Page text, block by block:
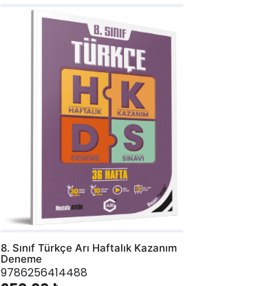
8. Sınıf Türkçe Arı Haftalık Kazanım
Deneme
9786256414488